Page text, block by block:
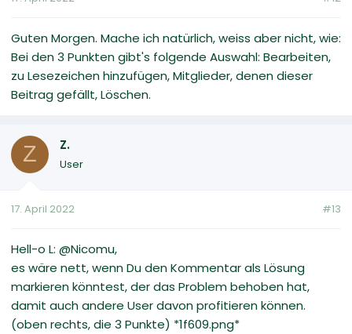
Guten Morgen. Mache ich natürlich, weiss aber nicht, wie:
Bei den 3 Punkten gibt's folgende Auswahl: Bearbeiten,
zu Lesezeichen hinzufügen, Mitglieder, denen dieser
Beitrag gefällt, Löschen.
Z Z.
User
17. April 2022 #13
Hell-o L: @Nicomu,
es wäre nett, wenn Du den Kommentar als Lösung
markieren könntest, der das Problem behoben hat,
damit auch andere User davon profitieren können.
(oben rechts, die 3 Punkte) *1f609.png*